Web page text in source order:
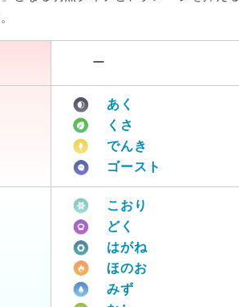
ー
あく
くさ
でんき
ゴースト
こおり
どく
はがね
ほのお
みず